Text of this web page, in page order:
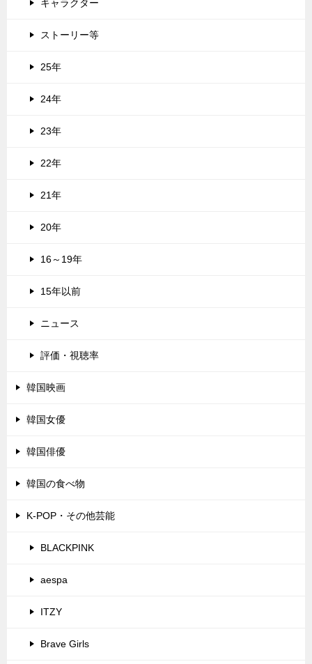
キャラクター
ストーリー等
25年
24年
23年
22年
21年
20年
16～19年
15年以前
ニュース
評価・視聴率
韓国映画
韓国女優
韓国俳優
韓国の食べ物
K-POP・その他芸能
BLACKPINK
aespa
ITZY
Brave Girls